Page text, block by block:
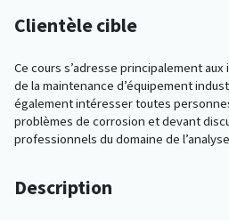
Clientèle cible
Ce cours s’adresse principalement
de la maintenance d’équipement
également intéresser toutes
problèmes de corrosion et devant
professionnels du domaine de
Description